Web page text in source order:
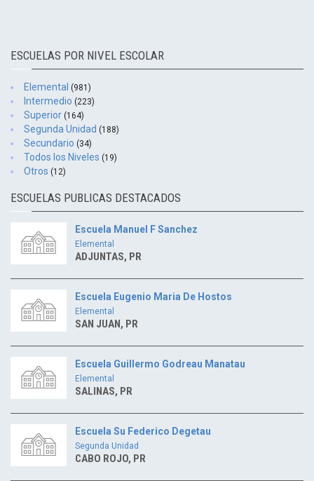
ESCUELAS POR NIVEL ESCOLAR
Elemental (981)
Intermedio (223)
Superior (164)
Segunda Unidad (188)
Secundario (34)
Todos los Niveles (19)
Otros (12)
ESCUELAS PUBLICAS DESTACADOS
Escuela Manuel F Sanchez
Elemental
ADJUNTAS, PR
Escuela Eugenio Maria De Hostos
Elemental
SAN JUAN, PR
Escuela Guillermo Godreau Manatau
Elemental
SALINAS, PR
Escuela Su Federico Degetau
Segunda Unidad
CABO ROJO, PR